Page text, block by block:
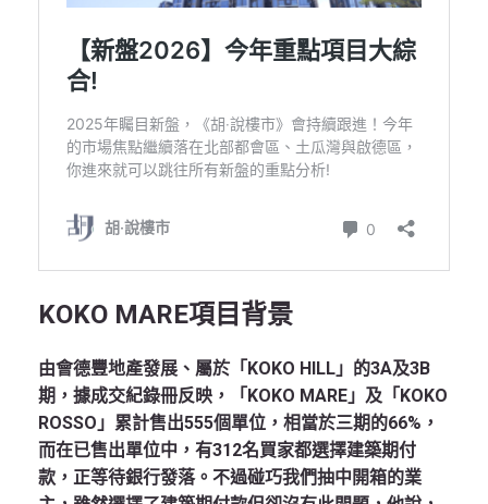
KOKO MARE項目背景
由會德豐地產發展、屬於「KOKO HILL」的3A及3B
期，據成交紀錄冊反映，「KOKO MARE」及「KOKO
ROSSO」累計售出555個單位，相當於三期的66%，
而在已售出單位中，有312名買家都選擇建築期付
款，正等待銀行發落。不過碰巧我們抽中開箱的業